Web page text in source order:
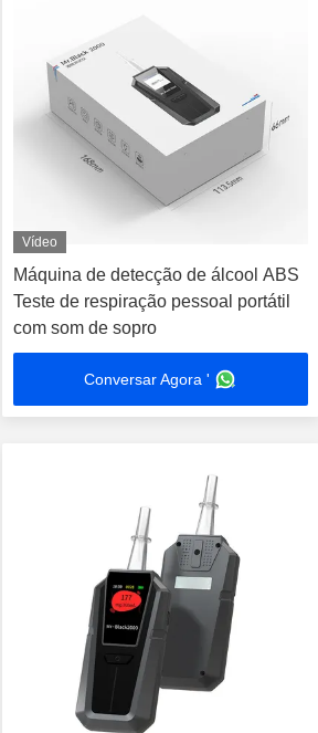
Vídeo
Máquina de detecção de álcool ABS
Teste de respiração pessoal portátil
com som de sopro
Conversar Agora '